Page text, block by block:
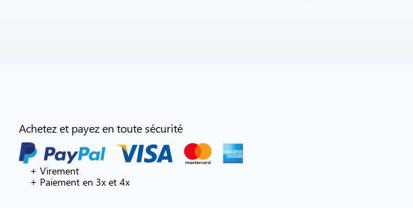
Achetez et payez en toute sécurité
+ Virement
+ Paiement en 3x et 4x